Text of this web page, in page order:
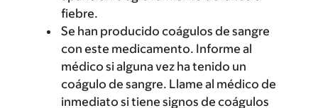
fiebre.
Se han producido coágulos de sangre
con este medicamento. Informe al
médico si alguna vez ha tenido un
coágulo de sangre. Llame al médico de
inmediato si tiene signos de coágulos